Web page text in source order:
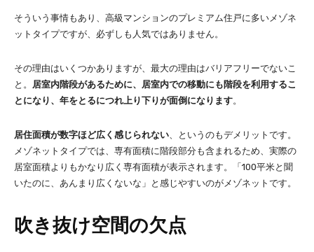
そういう事情もあり、高級マンションのプレミアム住戸に多いメゾネ
ットタイプですが、必ずしも人気ではありません。
その理由はいくつかありますが、最大の理由はバリアフリーでないこ
と。
居室内階段があるために、居室内での移動にも階段を利用するこ
とになり、年をとるにつれ上り下りが面倒になります。
居住面積が数字ほど広く感じられない 、というのもデメリットです。
メゾネットタイプでは、専有面積に階段部分も含まれるため、実際の
居室面積よりもかなり広く専有面積が表示されます。「100平米と聞
いたのに、あんまり広くないな」と感じやすいのがメゾネットです。
吹き抜け空間の欠点